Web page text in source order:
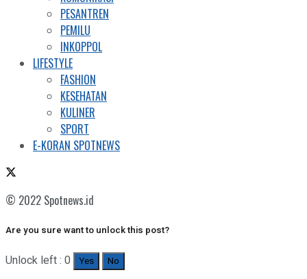
PESANTREN
PEMILU
INKOPPOL
LIFESTYLE
FASHION
KESEHATAN
KULINER
SPORT
E-KORAN SPOTNEWS
© 2022 Spotnews.id
Are you sure want to unlock this post?
Unlock left : 0 Yes No